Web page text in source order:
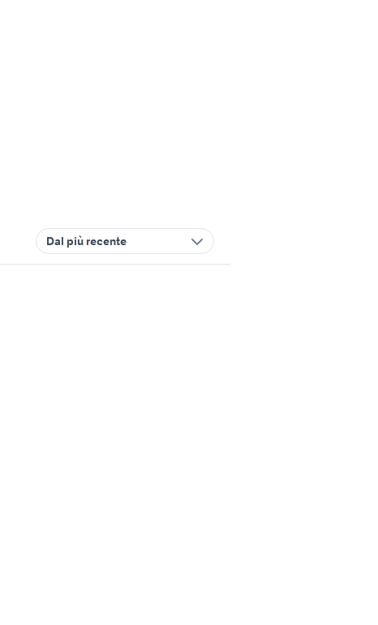
Dal più recente